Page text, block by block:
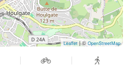
Leaflet| ©OpenStreetMap